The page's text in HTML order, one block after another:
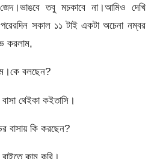
তবু মচকাবে না।আমিও দেখি
সকাল ১১ টাই একটা অচেনা নম্বর
করলাম,
বলছেন?
থেইকা কইতাসি।
কি করছেন?